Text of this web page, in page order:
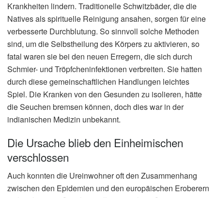
Krankheiten lindern. Traditionelle Schwitzbäder, die die
Natives als spirituelle Reinigung ansahen, sorgen für eine
verbesserte Durchblutung. So sinnvoll solche Methoden
sind, um die Selbstheilung des Körpers zu aktivieren, so
fatal waren sie bei den neuen Erregern, die sich durch
Schmier- und Tröpfcheninfektionen verbreiten. Sie hatten
durch diese gemeinschaftlichen Handlungen leichtes
Spiel. Die Kranken von den Gesunden zu isolieren, hätte
die Seuchen bremsen können, doch dies war in der
indianischen Medizin unbekannt.
Die Ursache blieb den Einheimischen
verschlossen
Auch konnten die Ureinwohner oft den Zusammenhang
zwischen den Epidemien und den europäischen Eroberern